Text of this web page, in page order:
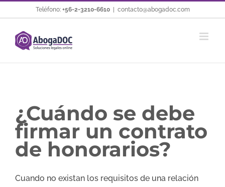
al
contenido
Teléfono: +56-2-3210-6610 contacto@abogadoc.com
¿Cuándo se debe
firmar un contrato
de honorarios?
Cuando no existan los requisitos de una relación